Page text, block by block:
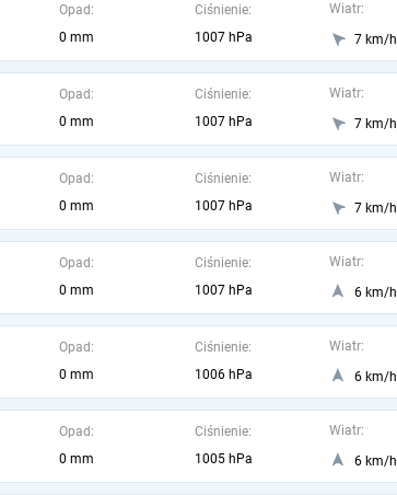
Opad:
0 mm
Ciśnienie:
1007 hPa
Wiatr:
7 km/h
Opad:
0 mm
Ciśnienie:
1007 hPa
Wiatr:
7 km/h
Opad:
0 mm
Ciśnienie:
1007 hPa
Wiatr:
7 km/h
Opad:
0 mm
Ciśnienie:
1007 hPa
Wiatr:
6 km/h
Opad:
0 mm
Ciśnienie:
1006 hPa
Wiatr:
6 km/h
Opad:
0 mm
Ciśnienie:
1005 hPa
Wiatr:
6 km/h